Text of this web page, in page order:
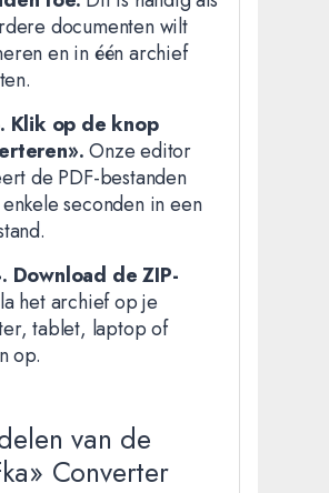
documenten wilt
en in één archief
Klik op de knop
Onze editor
de PDF-bestanden
seconden in een
Download de ZIP-
het archief op je
tablet, laptop of
op.
van de
Converter